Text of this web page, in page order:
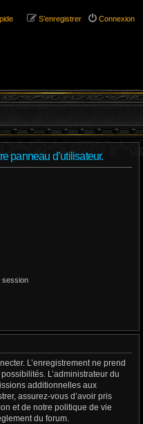
Connexion
S’enregistrer
panneau d’utilisateur.
session
L’enregistrement ne prend
L’administrateur du
additionnelles aux
assurez-vous d’avoir pris
et de notre politique de vie
du forum.